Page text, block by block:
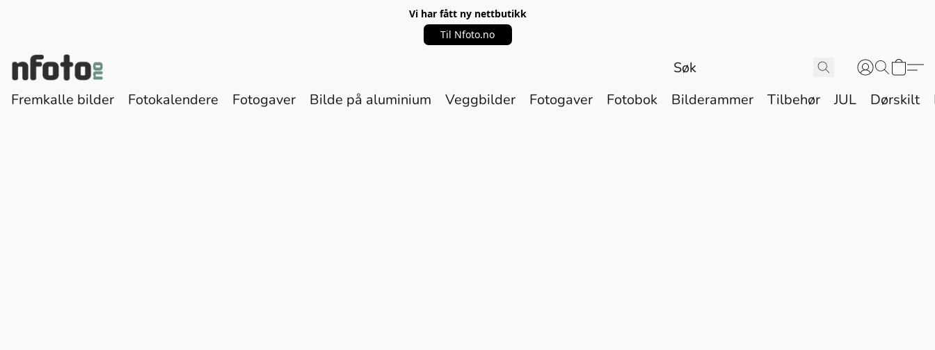
Vi har fått ny nettbutikk
Til Nfoto.no
Fremkalle bilder Fotokalendere Fotogaver Bilde på aluminium Veggbilder Fotogaver Fotobok Bilderammer Tilbehør JUL Dørskilt